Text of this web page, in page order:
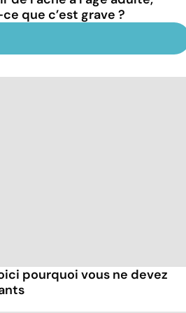
que c’est grave ?
pourquoi vous ne devez